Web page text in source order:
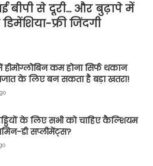
बीपी से दूरी… और बुढ़ापे में
फ्री जिंदगी
हीमोग्लोबिन कम होना सिर्फ थकान
के लिए बन सकता है बड़ा खतरा!
के लिए सभी को चाहिए कैल्शियम
डी सप्लीमेंट्स?